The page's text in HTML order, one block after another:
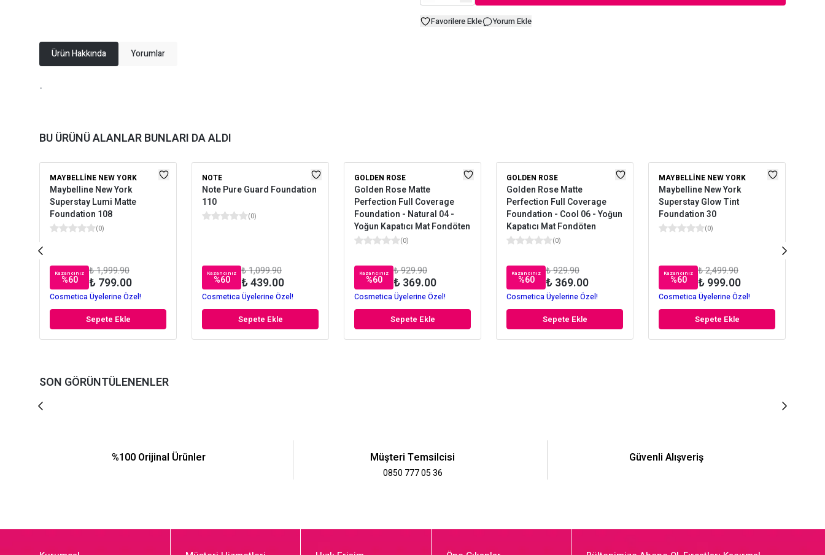
Favorilere Ekle Yorum Ekle
Ürün Hakkında Yorumlar
-
BU ÜRÜNÜ ALANLAR BUNLARI DA ALDI
MAYBELLINE NEW YORK
Maybelline New York
Superstay Lumi Matte
Foundation 108
(0)
Kazancınız
%60
₺ 1,999.90
₺ 799.00
Cosmetica Üyelerine Özel!
Sepete Ekle
NOTE
Note Pure Guard Foundation
110
(0)
Kazancınız
%60
₺ 1,099.90
₺ 439.00
Cosmetica Üyelerine Özel!
Sepete Ekle
GOLDEN ROSE
Golden Rose Matte
Perfection Full Coverage
Foundation - Natural 04 -
Yoğun Kapatıcı Mat Fondöten
(0)
Kazancınız
%60
₺ 929.90
₺ 369.00
Cosmetica Üyelerine Özel!
Sepete Ekle
GOLDEN ROSE
Golden Rose Matte
Perfection Full Coverage
Foundation - Cool 06 - Yoğun
Kapatıcı Mat Fondöten
(0)
Kazancınız
%60
₺ 929.90
₺ 369.00
Cosmetica Üyelerine Özel!
Sepete Ekle
MAYBELLINE NEW YORK
Maybelline New York
Superstay Glow Tint
Foundation 30
(0)
Kazancınız
%60
₺ 2,499.90
₺ 999.00
Cosmetica Üyelerine Özel!
Sepete Ekle
SON GÖRÜNTÜLENENLER
%100 Orijinal Ürünler Müşteri Temsilcisi
0850 777 05 36
Güvenli Alışveriş